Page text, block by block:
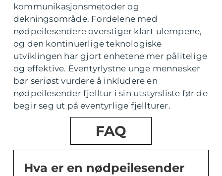
kommunikasjonsmetoder og
dekningsområde. Fordelene med
nødpeilesendere overstiger klart ulempene,
og den kontinuerlige teknologiske
utviklingen har gjort enhetene mer pålitelige
og effektive. Eventyrlystne unge mennesker
bør seriøst vurdere å inkludere en
nødpeilesender fjelltur i sin utstyrsliste før de
begir seg ut på eventyrlige fjellturer.
FAQ
Hva er en nødpeilesender